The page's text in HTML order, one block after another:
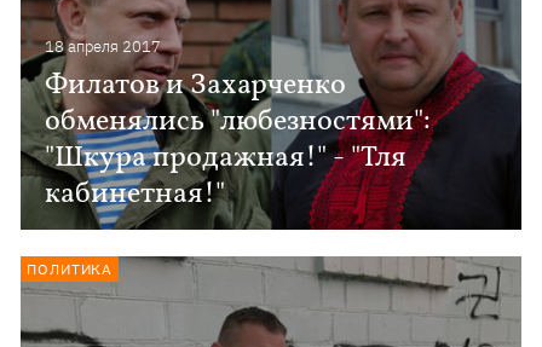
18 апреля 2017
Филатов и Захарченко
обменялись "любезностями":
"Шкура продажная!" - "Тля
кабинетная!"
ПОЛИТИКА